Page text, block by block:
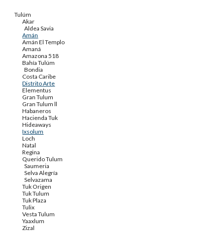
Tulúm
Akar
Aldea Savia
Amán
Amán El Templo
Amaná
Amazona 518
Bahía Tulúm
Bondia
Costa Caribe
Distrito Arte
Elementus
Gran Tulum
Gran Tulum ll
Habaneros
Hacienda Tuk
Hideaways
Ixsolum
Loch
Natal
Regina
Querido Tulum
Saumeria
Selva Alegría
Selvazama
Tuk Origen
Tuk Tulum
Tuk Plaza
Tulix
Vesta Tulum
Yaaxlum
Zizal